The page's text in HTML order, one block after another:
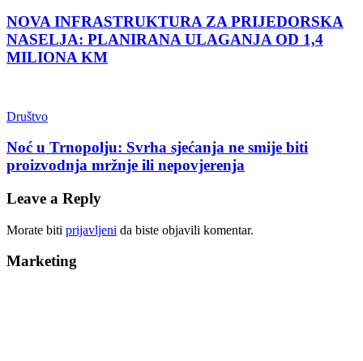
NOVA INFRASTRUKTURA ZA PRIJEDORSKA
NASELJA: PLANIRANA ULAGANJA OD 1,4
MILIONA KM
Društvo
Noć u Trnopolju: Svrha sjećanja ne smije biti
proizvodnja mržnje ili nepovjerenja
Leave a Reply
Morate biti prijavljeni da biste objavili komentar.
Marketing